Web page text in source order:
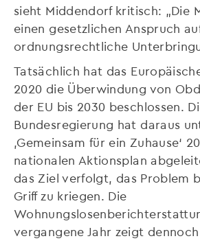
sieht Middendorf kritisch: „Die
einen gesetzlichen Anspruch
ordnungsrechtliche
Tatsächlich hat das
2020 die Überwindung von
der EU bis 2030 beschlossen.
Bundesregierung hat daraus
,Gemeinsam für ein Zuhause‘
nationalen Aktionsplan
das Ziel verfolgt, das Problem
Griff zu kriegen. Die
vergangene Jahr zeigt